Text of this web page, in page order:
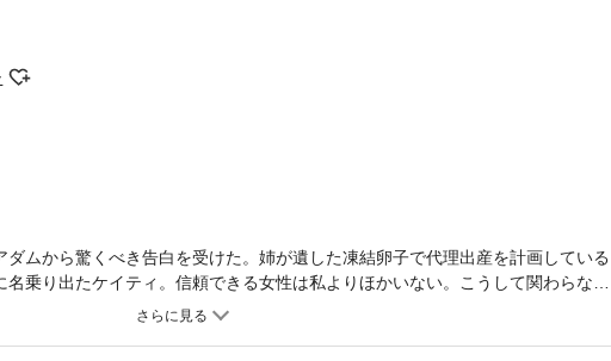
ムから驚くべき告白を受けた。姉が遺した凍結卵子で代理出産を計画している
乗り出たケイティ。信頼できる女性は私よりほかいない。こうして関わらなけ
独占されてしまうかもしれない。この裕福で美しい義兄は、姉を富に溺れさせて